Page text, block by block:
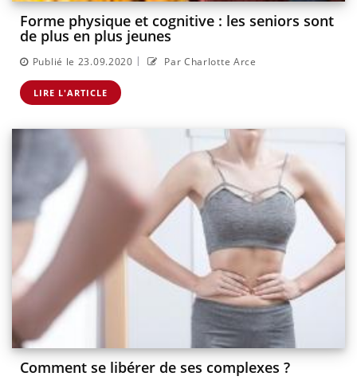
Forme physique et cognitive : les seniors sont
de plus en plus jeunes
Publié le 23.09.2020 | Par Charlotte Arce
LIRE L'ARTICLE
Comment se libérer de ses complexes ?